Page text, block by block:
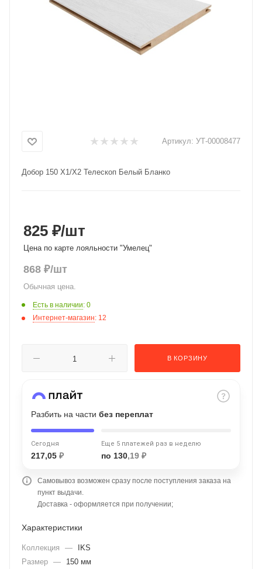
Артикул: УТ-00008477
Добор 150 X1/X2 Телескоп Белый Бланко
825 ₽/шт
Цена по карте лояльности "Умелец"
868 ₽/шт
Обычная цена.
Есть в наличии: 0
Интернет-магазин: 12
В КОРЗИНУ
Разбить на части без переплат
Сегодня
217,05 ₽
Еще 5 платежей раз в неделю
по 130,19 ₽
Самовывоз возможен сразу после поступления заказа на
пункт выдачи.
Доставка - оформляется при получении;
Характеристики
Коллекция —
IKS
Размер —
150 мм
Добавляйте товары
выбранный способом
Оставшиеся75% будут
об оплате Плайтом
8 800 302-02-51